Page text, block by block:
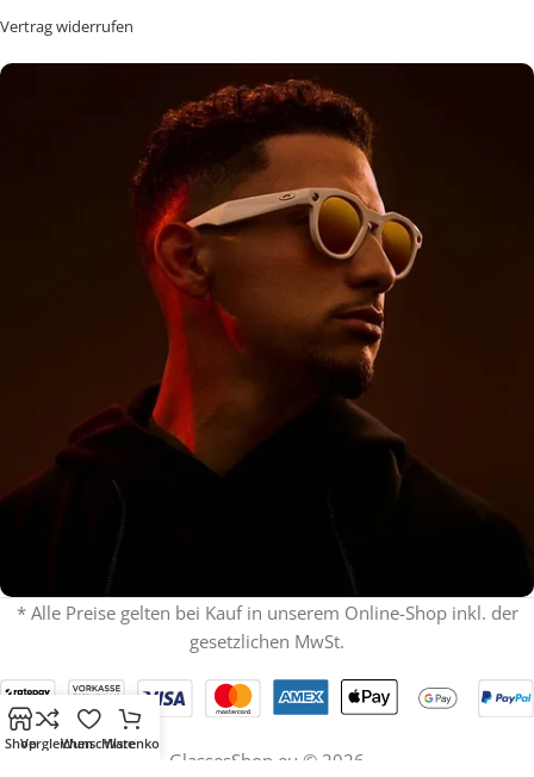
Vertrag widerrufen
% ON SALE %
Oakley mit Sehstärke
SPECIAL OFFER
Jetzt shoppen
* Alle Preise gelten bei Kauf in unserem Online-Shop inkl. der
gesetzlichen MwSt.
GlassesShop.eu © 2026
ShopVergleichenWunschlisteWarenkorb